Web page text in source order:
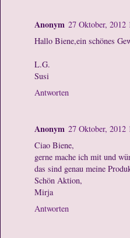
Anonym 27 Oktober, 2012
Hallo Biene,ein schönes
L.G.
Susi
Antworten
Anonym 27 Oktober, 2012
Ciao Biene,
gerne mache ich mit und
das sind genau meine
Schön Aktion,
Mirja
Antworten